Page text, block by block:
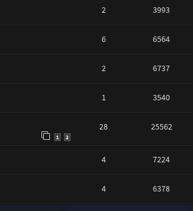
2 3993
6 6564
2 6737
1 3540
1 2
28 25562
4 7224
4 6378